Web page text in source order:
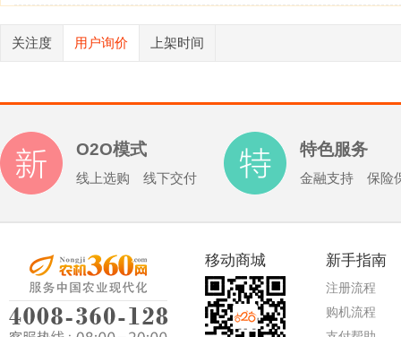
关注度 用户询价 上架时间
O2O模式
线上选购 线下交付
特色服务
金融支持 保险
移动商城 新手指南
注册流程
购机流程